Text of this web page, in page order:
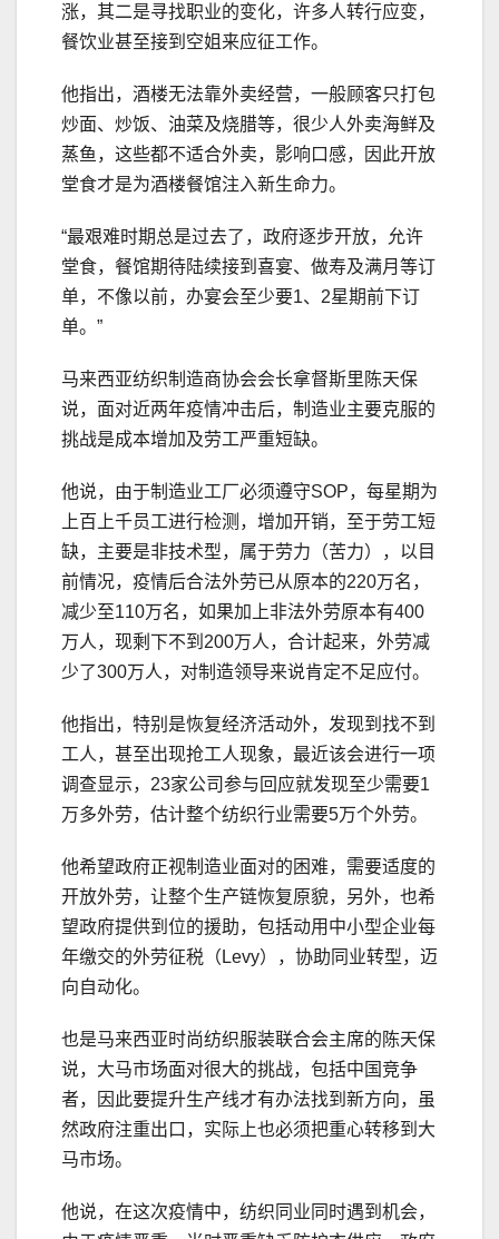
涨，其二是寻找职业的变化，许多人转行应变，
餐饮业甚至接到空姐来应征工作。
他指出，酒楼无法靠外卖经营，一般顾客只打包
炒面、炒饭、油菜及烧腊等，很少人外卖海鲜及
蒸鱼，这些都不适合外卖，影响口感，因此开放
堂食才是为酒楼餐馆注入新生命力。
“最艰难时期总是过去了，政府逐步开放，允许
堂食，餐馆期待陆续接到喜宴、做寿及满月等订
单，不像以前，办宴会至少要1、2星期前下订
单。”
马来西亚纺织制造商协会会长拿督斯里陈天保
说，面对近两年疫情冲击后，制造业主要克服的
挑战是成本增加及劳工严重短缺。
他说，由于制造业工厂必须遵守SOP，每星期为
上百上千员工进行检测，增加开销，至于劳工短
缺，主要是非技术型，属于劳力（苦力），以目
前情况，疫情后合法外劳已从原本的220万名，
减少至110万名，如果加上非法外劳原本有400
万人，现剩下不到200万人，合计起来，外劳减
少了300万人，对制造领导来说肯定不足应付。
他指出，特别是恢复经济活动外，发现到找不到
工人，甚至出现抢工人现象，最近该会进行一项
调查显示，23家公司参与回应就发现至少需要1
万多外劳，估计整个纺织行业需要5万个外劳。
他希望政府正视制造业面对的困难，需要适度的
开放外劳，让整个生产链恢复原貌，另外，也希
望政府提供到位的援助，包括动用中小型企业每
年缴交的外劳征税（Levy），协助同业转型，迈
向自动化。
也是马来西亚时尚纺织服装联合会主席的陈天保
说，大马市场面对很大的挑战，包括中国竞争
者，因此要提升生产线才有办法找到新方向，虽
然政府注重出口，实际上也必须把重心转移到大
马市场。
他说，在这次疫情中，纺织同业同时遇到机会，